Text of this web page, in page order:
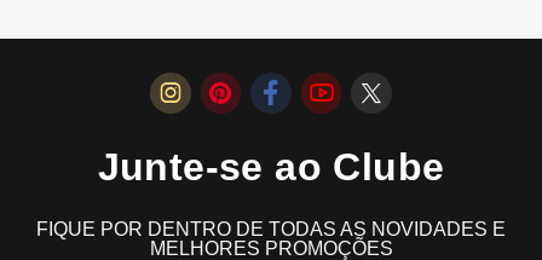
Junte-se ao Clube
FIQUE POR DENTRO DE TODAS AS NOVIDADES E
MELHORES PROMOÇÕES